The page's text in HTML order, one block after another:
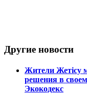
Другие новости
Жители Жетісу
решения в
Экокодекс